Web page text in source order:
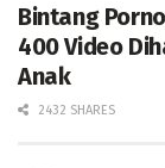
Bintang
400 Video
Anak
2432 SHARES